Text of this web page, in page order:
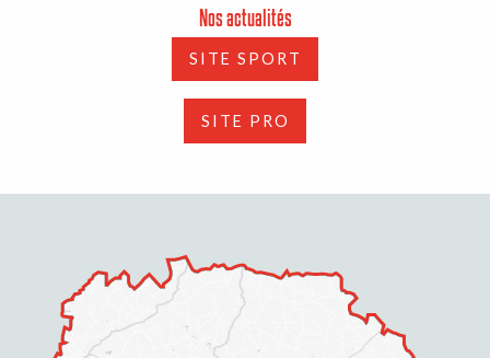
Nos actualités
SITE SPORT
SITE PRO